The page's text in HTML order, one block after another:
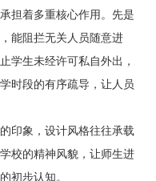
担着多重核心作用。先是
能阻拦无关人员随意进
学生未经许可私自外出，
时段的有序疏导，让人员
印象，设计风格往往承载
校的精神风貌，让师生进
初步认知。